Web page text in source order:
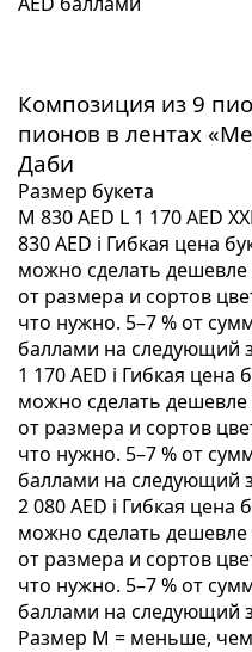
Композиция из 9
пионов в лентах
Даби
Размер букета
M 830 AED L 1 170 AED
830 AED i Гибкая цена
можно сделать
от размера и сортов
что нужно. 5–7 % от
баллами на следующий
1 170 AED i Гибкая цена
можно сделать
от размера и сортов
что нужно. 5–7 % от
баллами на следующий
2 080 AED i Гибкая цена
можно сделать
от размера и сортов
что нужно. 5–7 % от
баллами на следующий
Размер M = меньше,